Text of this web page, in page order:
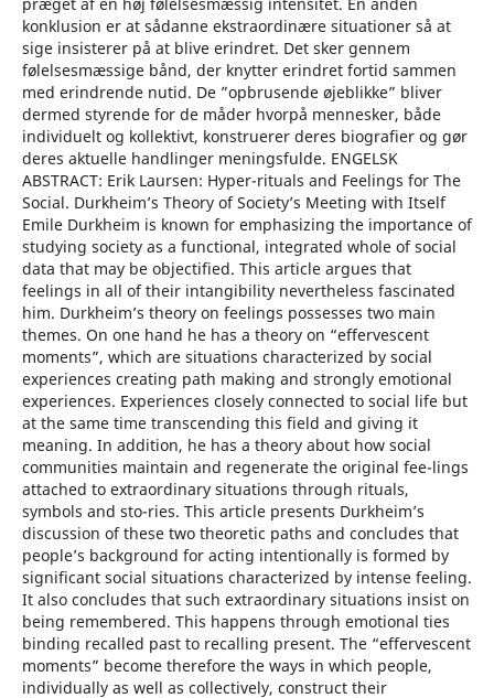
konklusion er at sådanne ekstraordinære situationer så at
sige insisterer på at blive erindret. Det sker gennem
følelsesmæssige bånd, der knytter erindret fortid sammen
med erindrende nutid. De ”opbrusende øjeblikke” bliver
dermed styrende for de måder hvorpå mennesker, både
individuelt og kollektivt, konstruerer deres biografier og gør
deres aktuelle handlinger meningsfulde. ENGELSK
ABSTRACT: Erik Laursen: Hyper-rituals and Feelings for The
Social. Durkheim’s Theory of Society’s Meeting with Itself
Emile Durkheim is known for emphasizing the importance of
studying society as a functional, integrated whole of social
data that may be objectified. This article argues that
feelings in all of their intangibility nevertheless fascinated
him. Durkheim’s theory on feelings possesses two main
themes. On one hand he has a theory on “effervescent
moments”, which are situations characterized by social
experiences creating path making and strongly emotional
experiences. Experiences closely connected to social life but
at the same time transcending this field and giving it
meaning. In addition, he has a theory about how social
communities maintain and regenerate the original fee-lings
attached to extraordinary situations through rituals,
symbols and sto-ries. This article presents Durkheim’s
discussion of these two theoretic paths and concludes that
people’s background for acting intentionally is formed by
significant social situations characterized by intense feeling.
It also concludes that such extraordinary situations insist on
being remembered. This happens through emotional ties
binding recalled past to recalling present. The “effervescent
moments” become therefore the ways in which people,
individually as well as collectively, construct their